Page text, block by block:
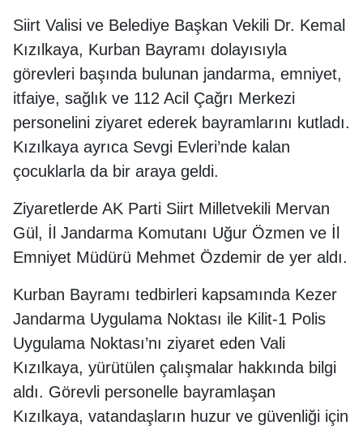
Siirt Valisi ve Belediye Başkan Vekili Dr. Kemal
Kızılkaya, Kurban Bayramı dolayısıyla
görevleri başında bulunan jandarma, emniyet,
itfaiye, sağlık ve 112 Acil Çağrı Merkezi
personelini ziyaret ederek bayramlarını kutladı.
Kızılkaya ayrıca Sevgi Evleri’nde kalan
çocuklarla da bir araya geldi.
Ziyaretlerde AK Parti Siirt Milletvekili Mervan
Gül, İl Jandarma Komutanı Uğur Özmen ve İl
Emniyet Müdürü Mehmet Özdemir de yer aldı.
Kurban Bayramı tedbirleri kapsamında Kezer
Jandarma Uygulama Noktası ile Kilit-1 Polis
Uygulama Noktası’nı ziyaret eden Vali
Kızılkaya, yürütülen çalışmalar hakkında bilgi
aldı. Görevli personelle bayramlaşan
Kızılkaya, vatandaşların huzur ve güvenliği için